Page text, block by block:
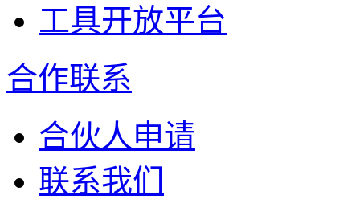
工具开放平台
合作联系
合伙人申请
联系我们